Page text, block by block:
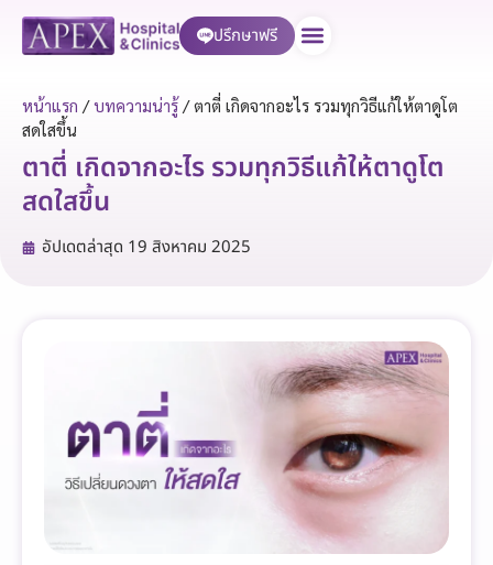
ปรึกษาฟรี
หน้าแรก /บทความน่ารู้/ตาตี่ เกิดจากอะไร รวมทุกวิธีแก้ให้ตาดูโต
สดใสขึ้น
ตาตี่ เกิดจากอะไร รวมทุกวิธีแก้ให้ตาดูโต
สดใสขึ้น
อัปเดตล่าสุด 19 สิงหาคม 2025